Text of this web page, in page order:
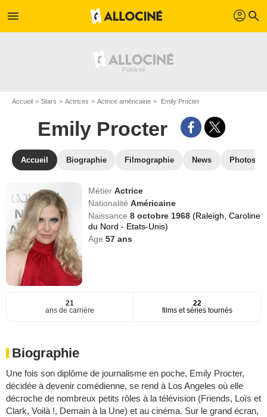
menu profil search
Accueil Stars Actrices Actrice américaine Emily Procter
Emily Procter
Accueil Biographie Filmographie News Photos
MétierActrice
NationalitéAméricaine
Naissance8 octobre 1968(Raleigh, Caroline
du Nord - Etats-Unis)
Age57 ans
21
ans de carrière
22
films et séries tournés
Biographie
Une fois son diplôme de journalisme en poche, Emily Procter,
décidée à devenir comédienne, se rend à Los Angeles où elle
décroche de nombreux petits rôles à la télévision (Friends, Loïs et
Clark, Voilà !, Demain à la Une) et au cinéma. Sur le grand écran,